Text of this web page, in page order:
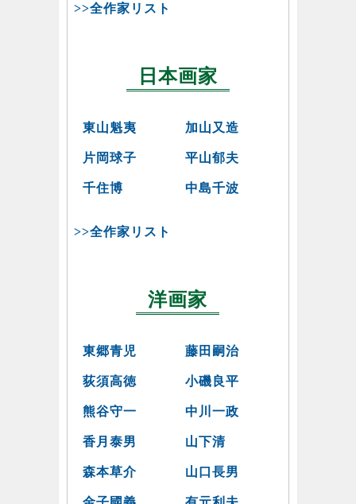
>>全作家リスト
日本画家
東山魁夷 加山又造
片岡球子 平山郁夫
千住博 中島千波
>>全作家リスト
洋画家
東郷青児 藤田嗣治
荻須高徳 小磯良平
熊谷守一 中川一政
香月泰男 山下清
森本草介 山口長男